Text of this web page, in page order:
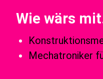
Wie wärs
Mechatroniker